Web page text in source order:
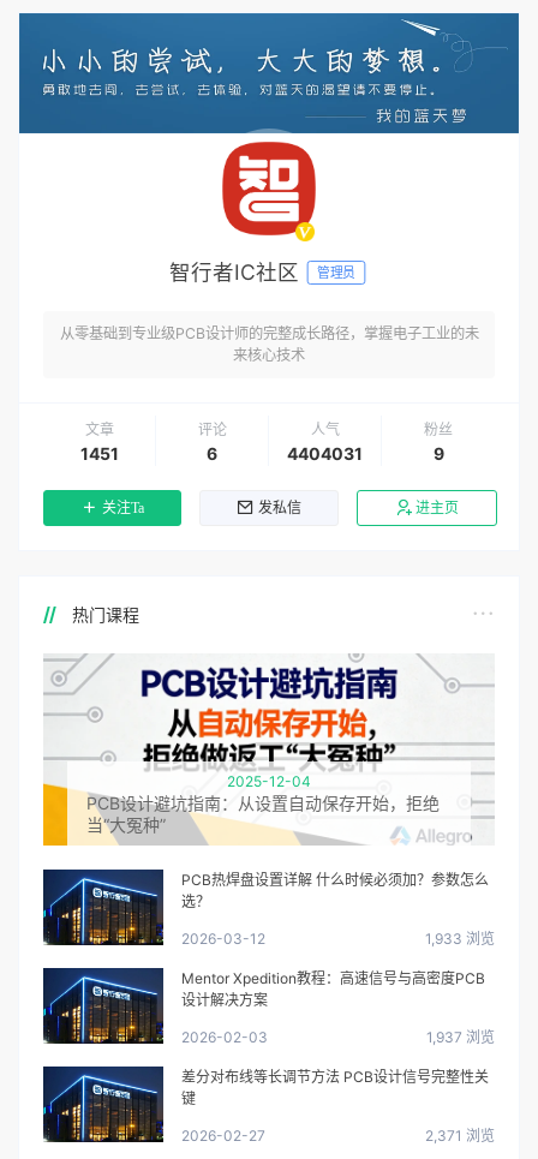
智行者IC社区 管理员
从零基础到专业级PCB设计师的完整成长路径，掌握电子工业的未
来核心技术
文章
1451
评论
6
人气
4404031
粉丝
9
关注Ta 发私信 进主页
热门课程
2025-12-04
PCB设计避坑指南：从设置自动保存开始，拒绝
当“大冤种”
PCB热焊盘设置详解 什么时候必须加？参数怎么
选？
2026-03-12 1,933 浏览
Mentor Xpedition教程：高速信号与高密度PCB
设计解决方案
2026-02-03 1,937 浏览
差分对布线等长调节方法 PCB设计信号完整性关
键
2026-02-27 2,371 浏览